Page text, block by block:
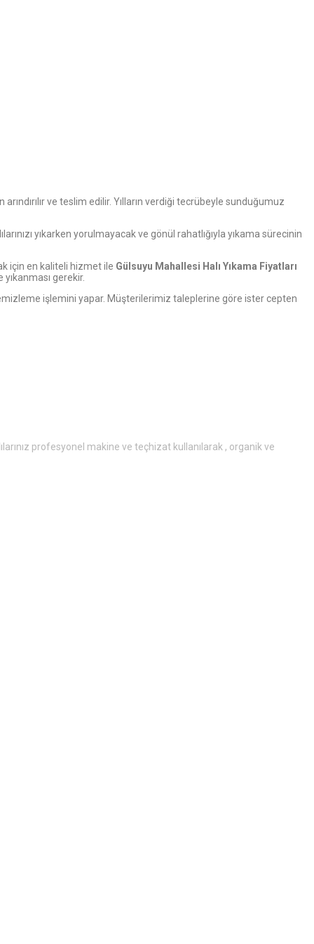
ve teslim edilir. Yılların verdiği tecrübeyle sunduğumuz
yıkarken yorulmayacak ve gönül rahatlığıyla yıkama sürecinin
için en kaliteli hizmet ile Gülsuyu Mahallesi Halı Yıkama Fiyatları
gerekir.
işlemini yapar. Müşterilerimiz taleplerine göre ister cepten
profesyonel makine ve teçhizat kullanılarak , organik ve